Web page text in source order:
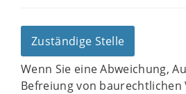
Zuständige Stelle
Wenn Sie eine Abweichung,
Befreiung von